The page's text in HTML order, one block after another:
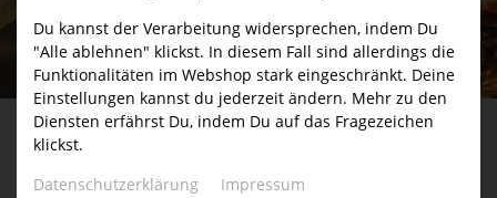
Du kannst der Verarbeitung widersprechen, indem Du
"Alle ablehnen" klickst. In diesem Fall sind allerdings die
Funktionalitäten im Webshop stark eingeschränkt. Deine
Einstellungen kannst du jederzeit ändern. Mehr zu den
Diensten erfährst Du, indem Du auf das Fragezeichen
klickst.
Datenschutzerklärung
Impressum